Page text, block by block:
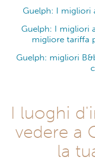
Guelph: I migliori
Guelph: I migliori
migliore tariffa
Guelph: migliori
I luoghi
vedere a
la